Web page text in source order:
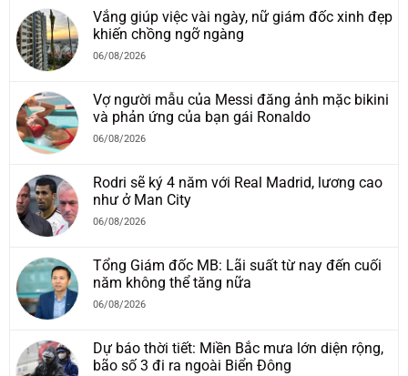
Vắng giúp việc vài ngày, nữ giám đốc xinh đẹp
khiến chồng ngỡ ngàng
06/08/2026
Vợ người mẫu của Messi đăng ảnh mặc bikini
và phản ứng của bạn gái Ronaldo
06/08/2026
Rodri sẽ ký 4 năm với Real Madrid, lương cao
như ở Man City
06/08/2026
Tổng Giám đốc MB: Lãi suất từ nay đến cuối
năm không thể tăng nữa
06/08/2026
Dự báo thời tiết: Miền Bắc mưa lớn diện rộng,
bão số 3 đi ra ngoài Biển Đông